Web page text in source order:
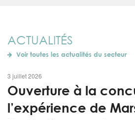
ACTUALITÉS
Voir toutes les actualités du secteur
3 juillet 2026
Ouverture à la
l’expérience de